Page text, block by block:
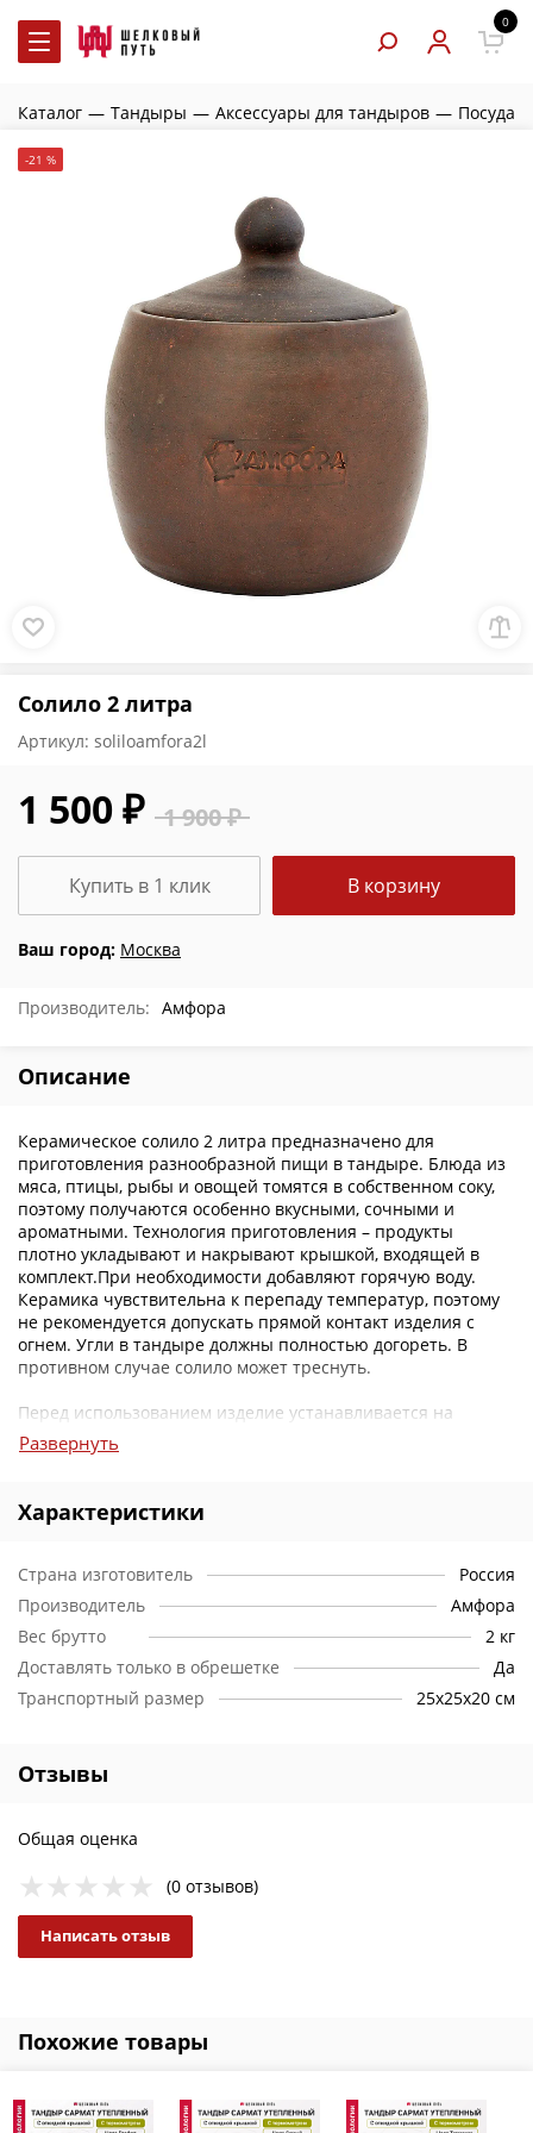
0
Каталог — Тандыры — Аксессуары для тандыров — Посуда
-21 %
Солило 2 литра
Артикул: soliloamfora2l
1 900 ₽
1 500 ₽
Ваш город: Москва
В корзину
Купить в 1 клик
Производитель: Амфора
Описание
Керамическое солило 2 литра предназначено для
приготовления разнообразной пищи в тандыре. Блюда из
мяса, птицы, рыбы и овощей томятся в собственном соку,
поэтому получаются особенно вкусными, сочными и
ароматными. Технология приготовления – продукты
плотно укладывают и накрывают крышкой, входящей в
комплект.При необходимости добавляют горячую воду.
Керамика чувствительна к перепаду температур, поэтому
не рекомендуется допускать прямой контакт изделия с
огнем. Угли в тандыре должны полностью догореть. В
противном случае солило может треснуть.
Перед использованием изделие устанавливается на
специальную металлическую этажерку для тандыра
среднего или большого размера.
Развернуть
Характеристики
Страна изготовитель
Россия
Производитель
Амфора
Вес брутто
2 кг
Доставлять только в обрешетке
Да
Транспортный размер
25х25х20 см
Отзывы
Общая оценка
(0 отзывов)
Написать отзыв
Похожие товары